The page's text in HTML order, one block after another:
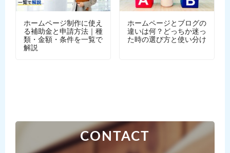
ホームページ制作に使え
る補助金と申請方法｜種
類・金額・条件を一覧で
解説
ホームページとブログの
違いは何？どっちか迷っ
た時の選び方と使い分け
CONTACT